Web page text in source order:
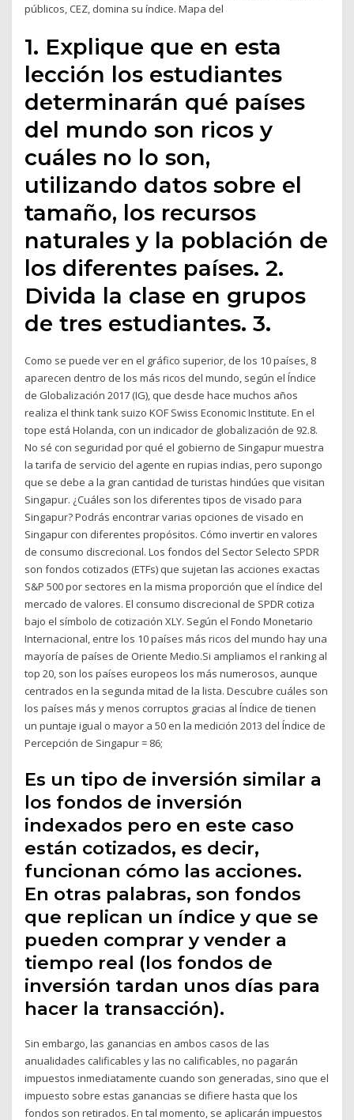
públicos, CEZ, domina su índice. Mapa del
1. Explique que en esta
lección los estudiantes
determinarán qué países
del mundo son ricos y
cuáles no lo son,
utilizando datos sobre el
tamaño, los recursos
naturales y la población de
los diferentes países. 2.
Divida la clase en grupos
de tres estudiantes. 3.
Como se puede ver en el gráfico superior, de los 10 países, 8
aparecen dentro de los más ricos del mundo, según el Índice
de Globalización 2017 (IG), que desde hace muchos años
realiza el think tank suizo KOF Swiss Economic Institute. En el
tope está Holanda, con un indicador de globalización de 92.8.
No sé con seguridad por qué el gobierno de Singapur muestra
la tarifa de servicio del agente en rupias indias, pero supongo
que se debe a la gran cantidad de turistas hindúes que visitan
Singapur. ¿Cuáles son los diferentes tipos de visado para
Singapur? Podrás encontrar varias opciones de visado en
Singapur con diferentes propósitos. Cómo invertir en valores
de consumo discrecional. Los fondos del Sector Selecto SPDR
son fondos cotizados (ETFs) que sujetan las acciones exactas
S&P 500 por sectores en la misma proporción que el índice del
mercado de valores. El consumo discrecional de SPDR cotiza
bajo el símbolo de cotización XLY. Según el Fondo Monetario
Internacional, entre los 10 países más ricos del mundo hay una
mayoría de países de Oriente Medio.Si ampliamos el ranking al
top 20, son los países europeos los más numerosos, aunque
centrados en la segunda mitad de la lista. Descubre cuáles son
los países más y menos corruptos gracias al Índice de tienen
un puntaje igual o mayor a 50 en la medición 2013 del Índice de
Percepción de Singapur = 86;
Es un tipo de inversión similar a
los fondos de inversión
indexados pero en este caso
están cotizados, es decir,
funcionan cómo las acciones.
En otras palabras, son fondos
que replican un índice y que se
pueden comprar y vender a
tiempo real (los fondos de
inversión tardan unos días para
hacer la transacción).
Sin embargo, las ganancias en ambos casos de las
anualidades calificables y las no calificables, no pagarán
impuestos inmediatamente cuando son generadas, sino que el
impuesto sobre estas ganancias se difiere hasta que los
fondos son retirados. En tal momento, se aplicarán impuestos